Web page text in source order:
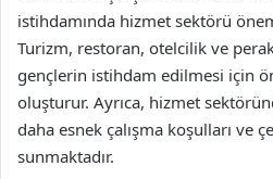
istihdamında hizmet sektörü
Turizm, restoran, otelcilik ve
gençlerin istihdam edilmesi için
oluşturur. Ayrıca, hizmet
daha esnek çalışma koşulları ve
sunmaktadır.